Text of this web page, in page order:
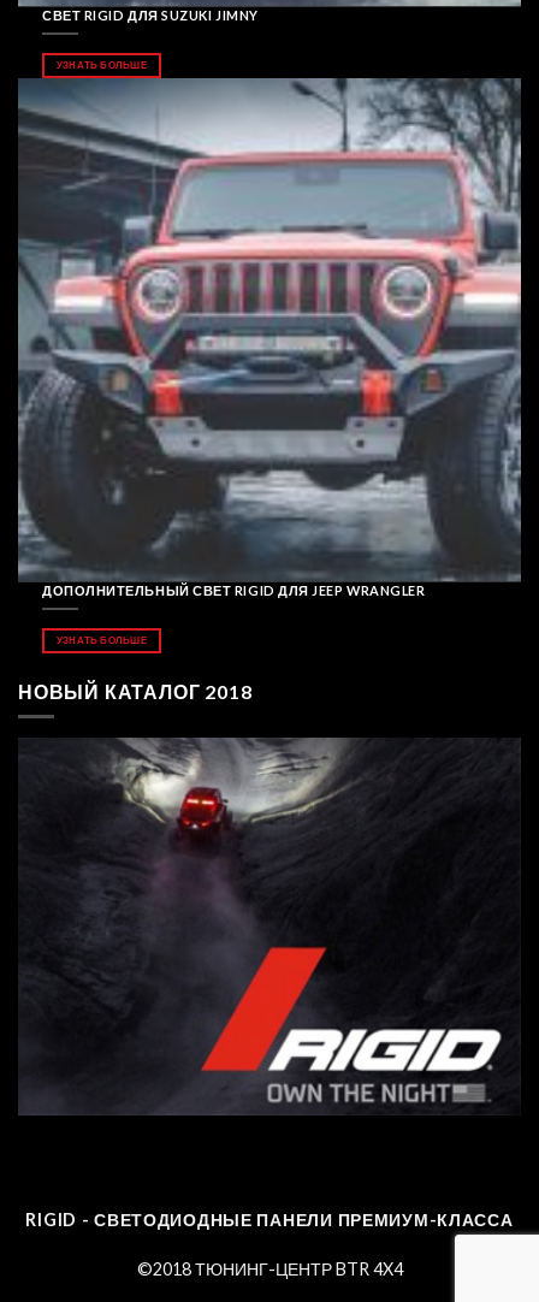
СВЕТ RIGID ДЛЯ SUZUKI JIMNY
УЗНАТЬ БОЛЬШЕ
ДОПОЛНИТЕЛЬНЫЙ СВЕТ RIGID ДЛЯ JEEP WRANGLER
УЗНАТЬ БОЛЬШЕ
НОВЫЙ КАТАЛОГ 2018
RIGID - СВЕТОДИОДНЫЕ ПАНЕЛИ ПРЕМИУМ-КЛАССА
©2018 ТЮНИНГ-ЦЕНТР BTR 4X4